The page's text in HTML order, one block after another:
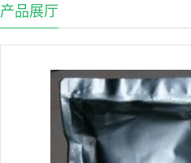
产品展厅